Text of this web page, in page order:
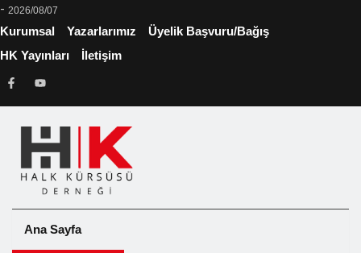
- 2026/08/07
Kurumsal Yazarlarımız
Üyelik Başvuru/Bağış
HK Yayınları
İletişim
Ana Sayfa